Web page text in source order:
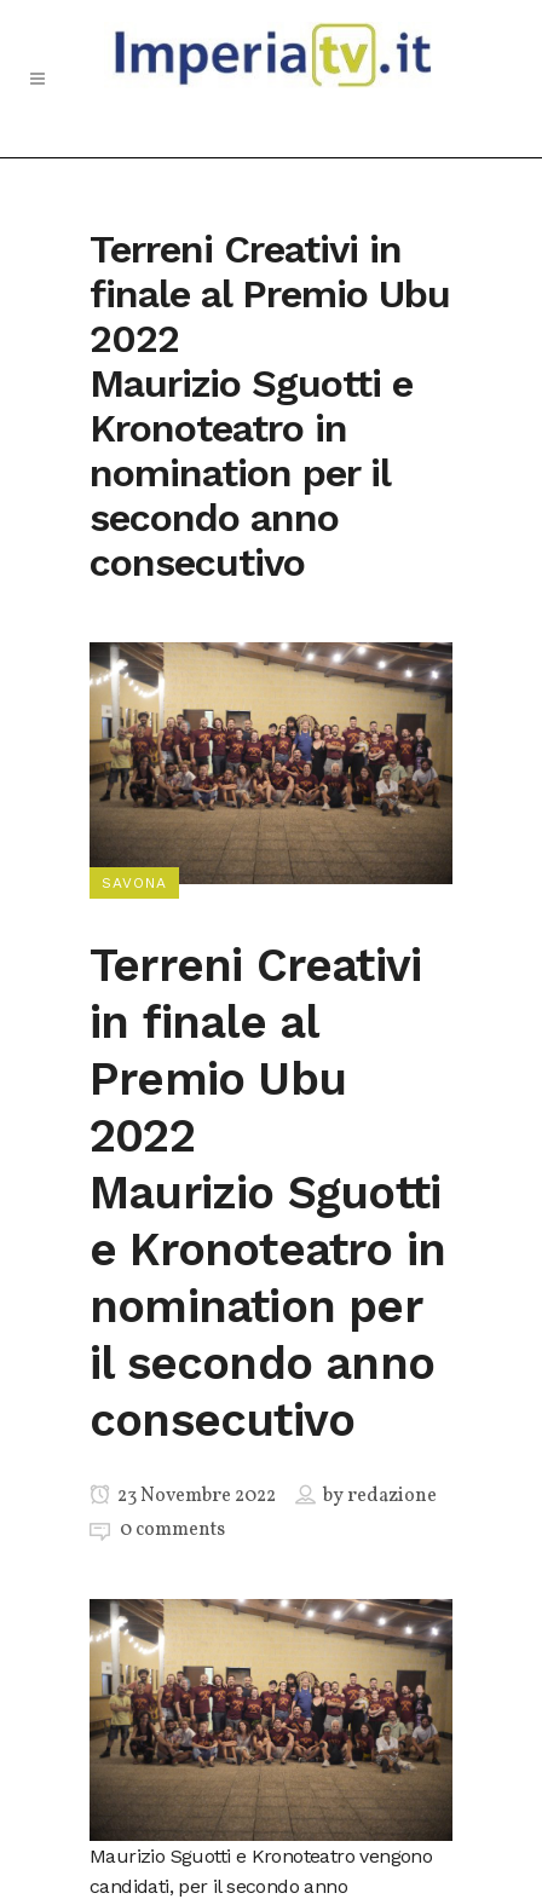
Terreni Creativi in
finale al Premio Ubu
2022
Maurizio Sguotti e
Kronoteatro in
nomination per il
secondo anno
consecutivo
SAVONA
Terreni Creativi
in finale al
Premio Ubu
2022
Maurizio Sguotti
e Kronoteatro in
nomination per
il secondo anno
consecutivo
23 Novembre 2022 byredazione
0 comments
Maurizio Sguotti e Kronoteatro vengono
candidati, per il secondo anno